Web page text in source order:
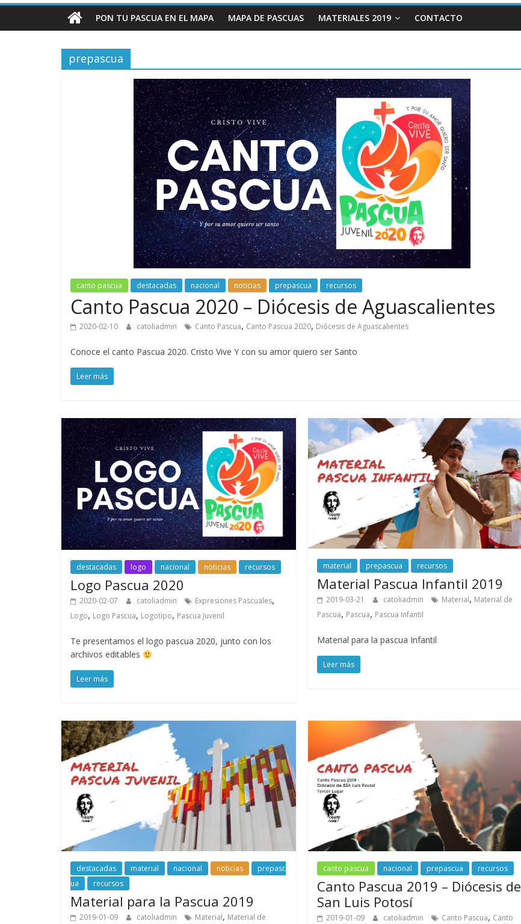
PON TU PASCUA EN EL MAPA MAPA DE PASCUAS MATERIALES 2019 CONTACTO
prepascua
canto pascua destacadas nacional noticias prepascua recursos
Canto Pascua 2020 – Diócesis de Aguascalientes
2020-02-10 catoliadmin Canto Pascua, Canto Pascua 2020, Diócesis de Aguascalientes
Conoce el canto Pascua 2020. Cristo Vive Y con su amor quiero ser Santo
Leer más
destacadas logo nacional noticias recursos
Logo Pascua 2020
2020-02-07 catoliadmin Expresiones Pascuales,
Logo, Logo Pascua, Logotipo, Pascua Juvenil
Te presentamos el logo pascua 2020, junto con los
archivos editables
Leer más
material prepascua recursos
Material Pascua Infantil 2019
2019-03-21 catoliadmin Material, Material de
Pascua, Pascua, Pascua Infantil
Material para la pascua Infantil
Leer más
destacadas material nacional noticias
prepasc
ua
recursos
Material para la Pascua 2019
2019-01-09 catoliadmin Material, Material de
canto pascua nacional prepascua recursos
Canto Pascua 2019 – Diócesis de
San Luis Potosí
2019-01-09 catoliadmin Canto Pascua, Canto